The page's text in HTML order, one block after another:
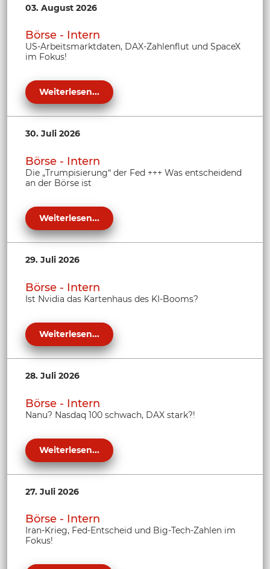
03. August 2026
Börse - Intern
US-Arbeitsmarktdaten, DAX-Zahlenflut und SpaceX
im Fokus!
Weiterlesen...
30. Juli 2026
Börse - Intern
Die „Trumpisierung“ der Fed +++ Was entscheidend
an der Börse ist
Weiterlesen...
29. Juli 2026
Börse - Intern
Ist Nvidia das Kartenhaus des KI-Booms?
Weiterlesen...
28. Juli 2026
Börse - Intern
Nanu? Nasdaq 100 schwach, DAX stark?!
Weiterlesen...
27. Juli 2026
Börse - Intern
Iran-Krieg, Fed-Entscheid und Big-Tech-Zahlen im
Fokus!